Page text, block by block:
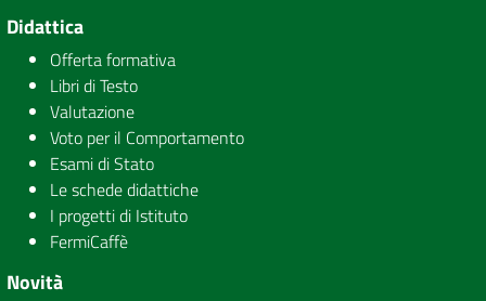
Didattica
Offerta formativa
Libri di Testo
Valutazione
Voto per il Comportamento
Esami di Stato
Le schede didattiche
I progetti di Istituto
FermiCaffè
Novità